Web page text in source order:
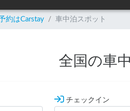
約はCarstay / 車中泊スポット
全国の車
チェックイン